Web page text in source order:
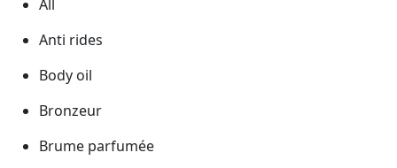
All
Anti rides
Body oil
Bronzeur
Brume parfumée